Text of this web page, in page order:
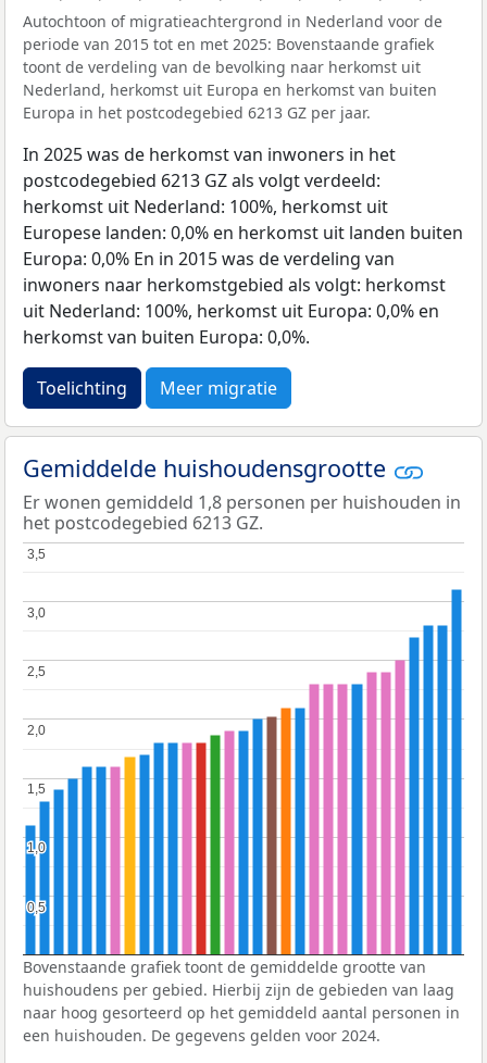
Autochtoon of migratieachtergrond in Nederland voor de
periode van 2015 tot en met 2025: Bovenstaande grafiek
toont de verdeling van de bevolking naar herkomst uit
Nederland, herkomst uit Europa en herkomst van buiten
Europa in het postcodegebied 6213 GZ per jaar.
In 2025 was de herkomst van inwoners in het
postcodegebied 6213 GZ als volgt verdeeld:
herkomst uit Nederland: 100%, herkomst uit
Europese landen: 0,0% en herkomst uit landen buiten
Europa: 0,0% En in 2015 was de verdeling van
inwoners naar herkomstgebied als volgt: herkomst
uit Nederland: 100%, herkomst uit Europa: 0,0% en
herkomst van buiten Europa: 0,0%.
Toelichting Meer migratie
Gemiddelde huishoudensgrootte
Er wonen gemiddeld 1,8 personen per huishouden in
het postcodegebied 6213 GZ.
0,5
0,5
1,0
1,0
1,5
1,5
2,0
2,0
2,5
2,5
3,0
3,0
3,5
3,5
Bovenstaande grafiek toont de gemiddelde grootte van
huishoudens per gebied. Hierbij zijn de gebieden van laag
naar hoog gesorteerd op het gemiddeld aantal personen in
een huishouden. De gegevens gelden voor 2024.